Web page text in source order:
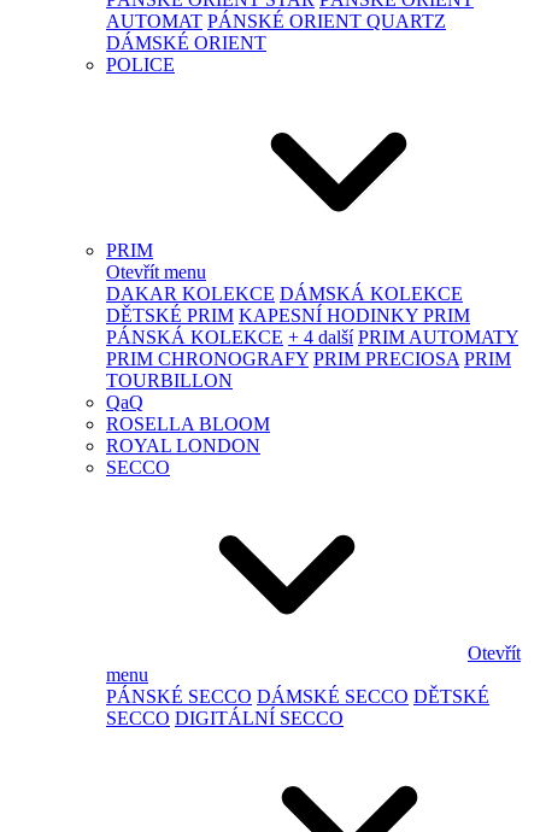
AUTOMAT PÁNSKÉ ORIENT QUARTZ
DÁMSKÉ ORIENT
POLICE
PRIM
Otevřít menu
DAKAR KOLEKCE DÁMSKÁ KOLEKCE
DĚTSKÉ PRIM KAPESNÍ HODINKY PRIM
PÁNSKÁ KOLEKCE + 4 další PRIM AUTOMATY
PRIM CHRONOGRAFY PRIM PRECIOSA PRIM
TOURBILLON
QaQ
ROSELLA BLOOM
ROYAL LONDON
SECCO
Otevřít
menu
PÁNSKÉ SECCO DÁMSKÉ SECCO DĚTSKÉ
SECCO DIGITÁLNÍ SECCO